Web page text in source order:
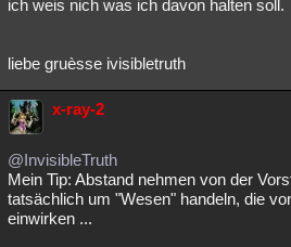
ich weis nich was ich davon halten soll.
liebe gruèsse ivisibletruth
x-ray-2
@InvisibleTruth
Mein Tip: Abstand nehmen von der
tatsächlich um "Wesen" handeln, die
einwirken ...